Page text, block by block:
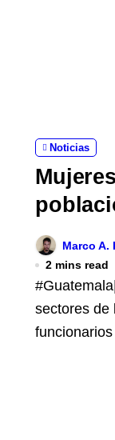
Noticias
Marco A.
2 mins read
#Guatemala| Mujeres diversas de distintos
sectores de